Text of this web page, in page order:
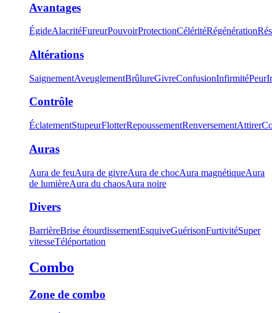
Avantages
ÉgideAlacritéFureurPouvoirProtectionCéléritéRégénération
Altérations
SaignementAveuglementBrûlureGivreConfusionInfirmitéPeur
Contrôle
ÉclatementStupeurFlotterRepoussementRenversementAttirer
Auras
Aura de feuAura de givreAura de chocAura magnétiqueAura
de lumièreAura du chaosAura noire
Divers
BarrièreBrise étourdissementEsquiveGuérisonFurtivitéSuper
vitesseTéléportation
Combo
Zone de combo